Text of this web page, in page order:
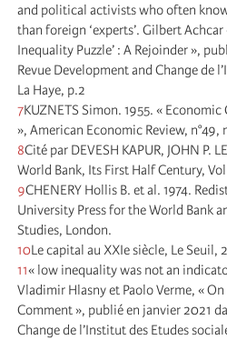
and political activists who often
than foreign ‘experts’. Gilbert Achcar
Inequality Puzzle’ : A Rejoinder »,
Revue Development and Change de
La Haye, p.2
7KUZNETS Simon. 1955. «
», American Economic Review, n°49,
8Cité par DEVESH KAPUR, JOHN P.
World Bank, Its First Half Century,
9CHENERY Hollis B. et al. 1974.
University Press for the World Bank
Studies, London.
10Le capital au XXIe siècle, Le Seuil,
11« low inequality was not an
Vladimir Hlasny et Paolo Verme, « On
Comment », publié en janvier 2021
Change de l’Institut des Etudes